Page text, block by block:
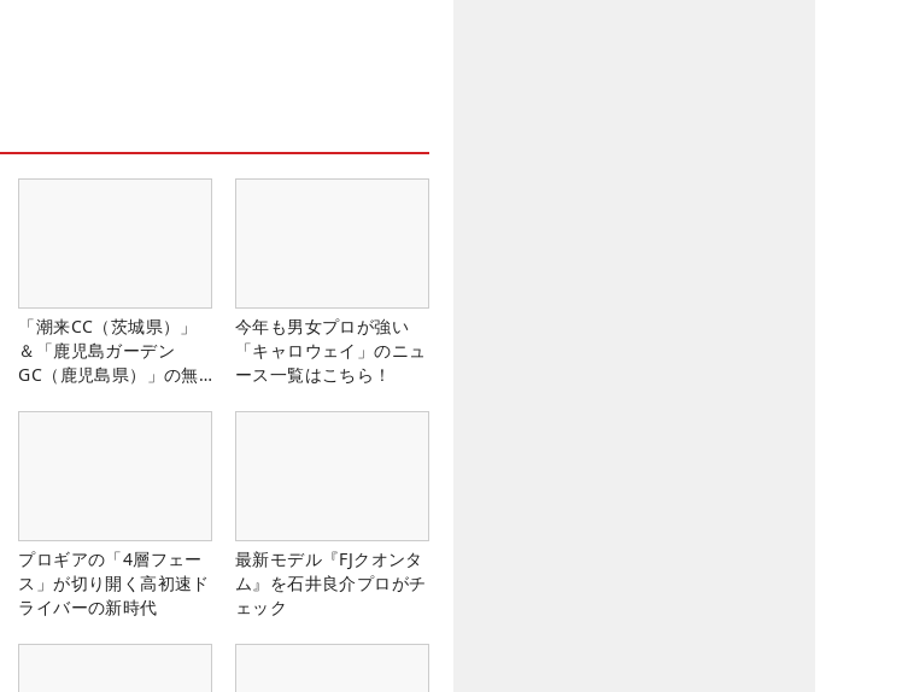
「潮来CC（茨城県）」
＆「鹿児島ガーデン
GC（鹿児島県）」の無
今年も男女プロが強い
「キャロウェイ」のニュ
ース一覧はこちら！
プロギアの「4層フェー
ス」が切り開く高初速ド
ライバーの新時代
最新モデル『FJクオンタ
ム』を石井良介プロがチ
ェック